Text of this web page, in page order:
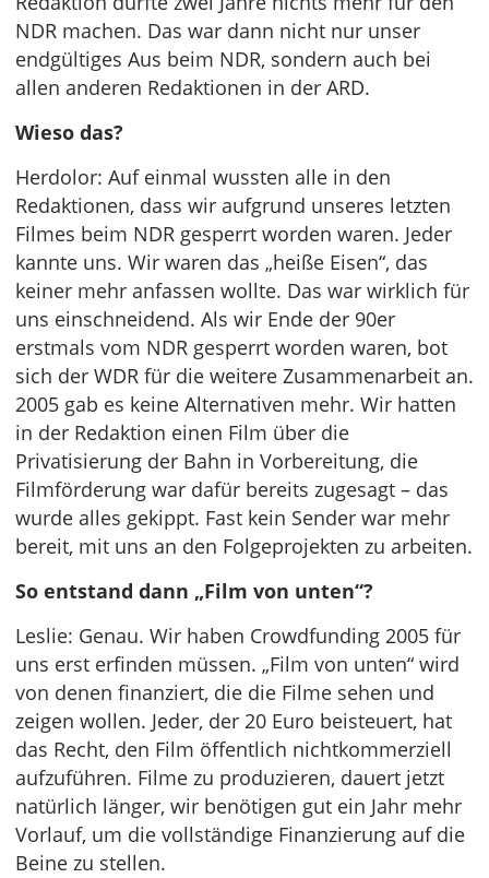
NDR machen. Das war dann nicht nur unser
endgültiges Aus beim NDR, sondern auch bei
allen anderen Redaktionen in der ARD.
Wieso das?
Herdolor: Auf einmal wussten alle in den
Redaktionen, dass wir aufgrund unseres letzten
Filmes beim NDR gesperrt worden waren. Jeder
kannte uns. Wir waren das „heiße Eisen“, das
keiner mehr anfassen wollte. Das war wirklich für
uns einschneidend. Als wir Ende der 90er
erstmals vom NDR gesperrt worden waren, bot
sich der WDR für die weitere Zusammenarbeit an.
2005 gab es keine Alternativen mehr. Wir hatten
in der Redaktion einen Film über die
Privatisierung der Bahn in Vorbereitung, die
Filmförderung war dafür bereits zugesagt – das
wurde alles gekippt. Fast kein Sender war mehr
bereit, mit uns an den Folgeprojekten zu arbeiten.
So entstand dann „Film von unten“?
Leslie: Genau. Wir haben Crowdfunding 2005 für
uns erst erfinden müssen. „Film von unten“ wird
von denen finanziert, die die Filme sehen und
zeigen wollen. Jeder, der 20 Euro beisteuert, hat
das Recht, den Film öffentlich nichtkommerziell
aufzuführen. Filme zu produzieren, dauert jetzt
natürlich länger, wir benötigen gut ein Jahr mehr
Vorlauf, um die vollständige Finanzierung auf die
Beine zu stellen.